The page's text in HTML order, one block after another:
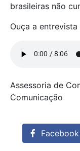
brasileiras não
Ouça a entrevista
Assessoria de
Comunicação
Facebook